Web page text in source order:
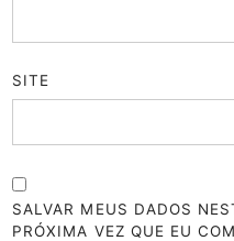
SITE
SALVAR MEUS DADOS
PRÓXIMA VEZ QUE EU